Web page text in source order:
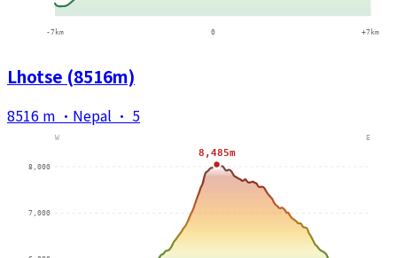
Lhotse (8516m)
8516 m · Nepal · 5